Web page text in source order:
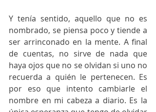
Y tenía sentido, aquello que no es
nombrado, se piensa poco y tiende a
ser arrinconado en la mente. A final
de cuentas, no sirve de nada que
haya ojos que no se olvidan si uno no
recuerda a quién le pertenecen. Es
por eso que intento cambiarle el
nombre en mi cabeza a diario. Es la